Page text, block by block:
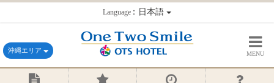
Language：日本語
沖縄エリア MENU